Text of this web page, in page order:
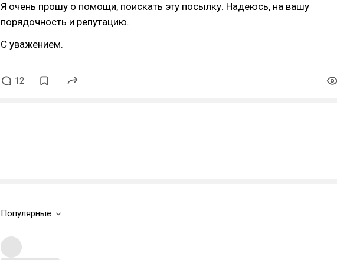
Я очень прошу о помощи, поискать эту посылку. Надеюсь, на вашу
порядочность и репутацию.
С уважением.
12
Популярные